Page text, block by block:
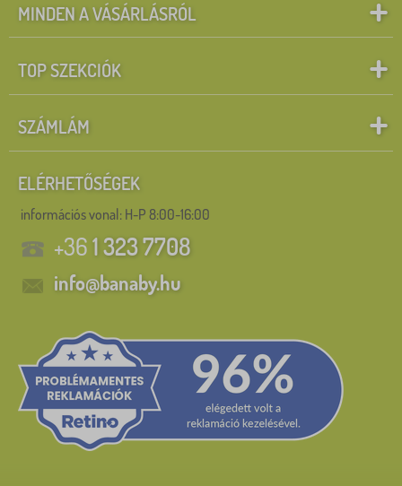
MINDEN A VÁSÁRLÁSRÓL
TOP SZEKCIÓK
SZÁMLÁM
ELÉRHETŐSÉGEK
információs vonal: H-P 8:00-16:00
+361 323 7708
info@banaby.hu